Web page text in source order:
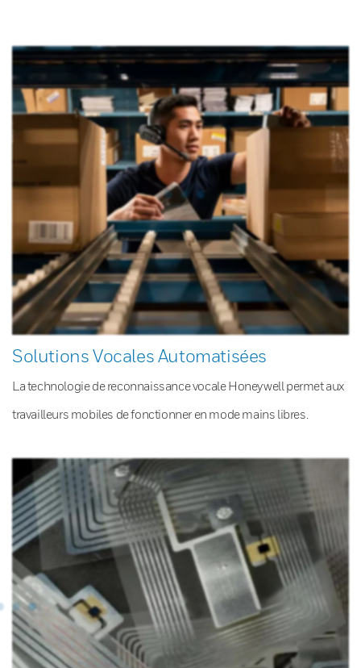
Solutions Vocales Automatisées
La technologie de reconnaissance vocale Honeywell permet aux
travailleurs mobiles de fonctionner en mode mains libres.